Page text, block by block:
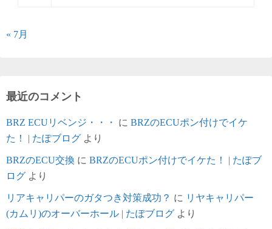
« 7月
最近のコメント
BRZ ECUリベンジ・・・ に BRZのECUポン付けでイケ
た！ | たぽブログ より
BRZのECU交換 に BRZのECUポン付けでイケた！ | たぽブ
ログ より
リアキャリパーのガタつき対策成功？ に リヤキャリパー
(カムリ)のオーバーホール | たぽブログ より